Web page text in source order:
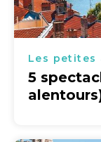
Les petites
5